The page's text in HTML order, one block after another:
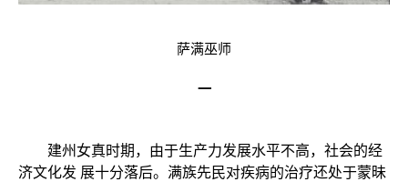
萨满巫师
一
建州女真时期，由于生产力发展水平不高，社会的经
济文化发 展十分落后。满族先民对疾病的治疗还处于蒙昧